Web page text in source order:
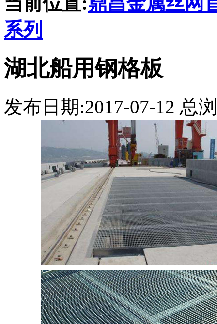
系列
湖北船用钢格板
发布日期:2017-07-12 总